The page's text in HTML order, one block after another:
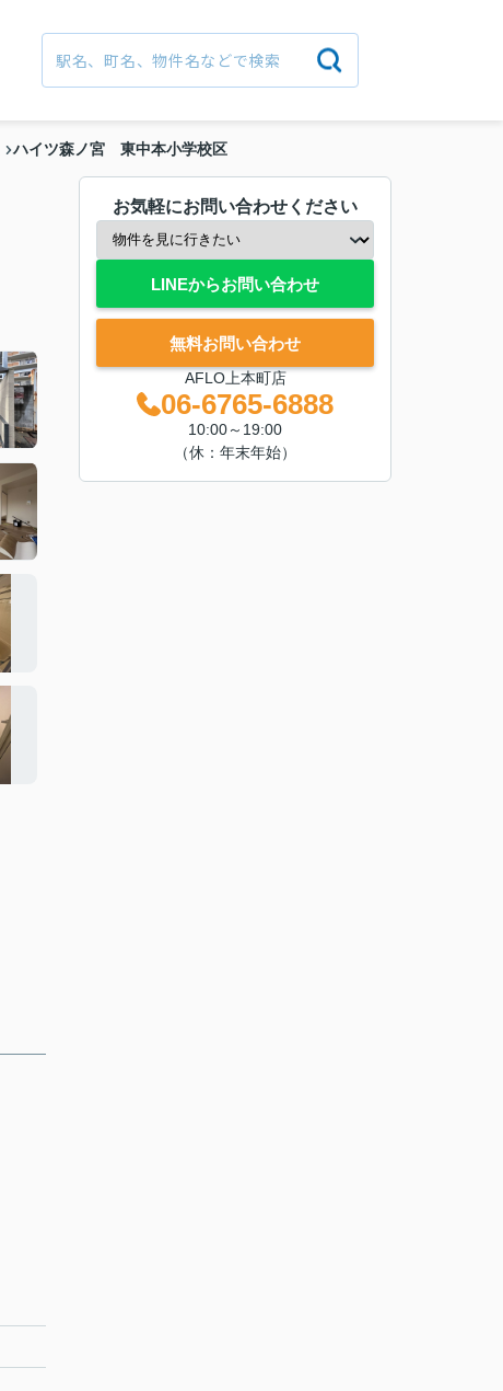
ハイツ森ノ宮 東中本小学校区
お気軽にお問い合わせください
LINEからお問い合わせ
無料お問い合わせ
AFLO上本町店
06-6765-6888
10:00～19:00
（休：年末年始）